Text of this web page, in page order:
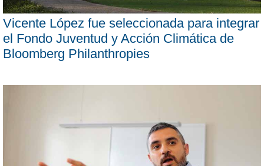
Vicente López fue seleccionada para integrar
el Fondo Juventud y Acción Climática de
Bloomberg Philanthropies